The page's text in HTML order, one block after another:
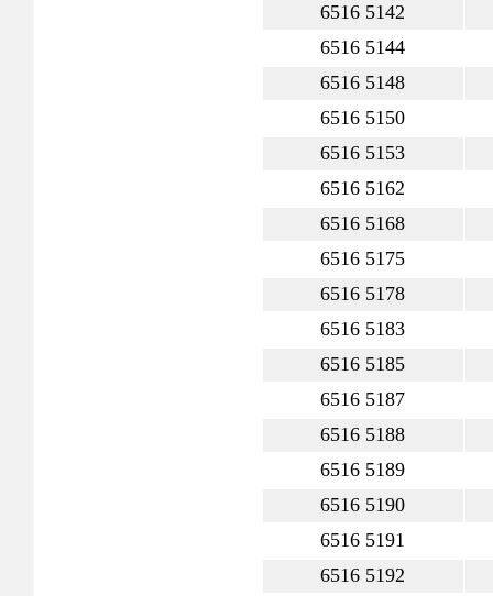
6516 5142
6516 5144
6516 5148
6516 5150
6516 5153
6516 5162
6516 5168
6516 5175
6516 5178
6516 5183
6516 5185
6516 5187
6516 5188
6516 5189
6516 5190
6516 5191
6516 5192